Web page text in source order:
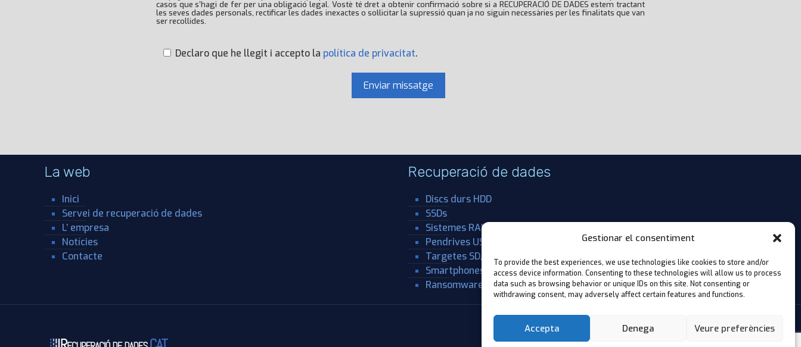
Gestionar el consentiment
To provide the best experiences, we use technologies like cookies to store and/or
access device information. Consenting to these technologies will allow us to process
data such as browsing behavior or unique IDs on this site. Not consenting or
withdrawing consent, may adversely affect certain features and functions.
Accepta Denega Veure preferències
casos que s’hagi de fer per una obligació legal. Vostè té dret a obtenir confirmació sobre si a RECUPERACIÓ DE DADES estem tractant
les seves dades personals, rectificar les dades inexactes o sol·licitar la supressió quan ja no siguin necessàries per les finalitats que van
ser recollides.
Declaro que he llegit i accepto la política de privacitat.
La web
Inici
Servei de recuperació de dades
L’ empresa
Notícies
Contacte
Recuperació de dades
Discs durs HDD
SSDs
Sistemes RAID
Pendrives USB
Targetes SD/Mini SD/Micro SD
Smartphones i tablets
Ransomware
Baró de Maials, 11 baixos, LLEIDA
(+34) 973 044 366| info@recuperaciodedades.cat